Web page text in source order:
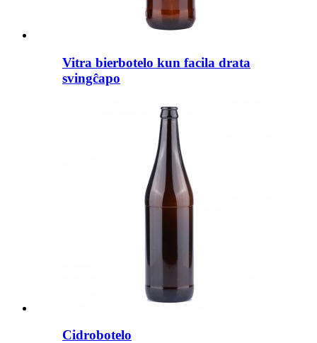
Vitra bierbotelo kun facila drata
svingĉapo
Cidrobotelo